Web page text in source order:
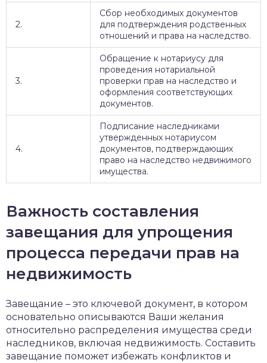
2.
Сбор необходимых документов
для подтверждения родственных
отношений и права на наследство.
3.
Обращение к нотариусу для
проведения нотариальной
проверки прав на наследство и
оформления соответствующих
документов.
4.
Подписание наследниками
утвержденных нотариусом
документов, подтверждающих
право на наследство недвижимого
имущества.
Важность составления
завещания для упрощения
процесса передачи прав на
недвижимость
Завещание – это ключевой документ, в котором
основательно описываются Ваши желания
относительно распределения имущества среди
наследников, включая недвижимость. Составить
завещание поможет избежать конфликтов и